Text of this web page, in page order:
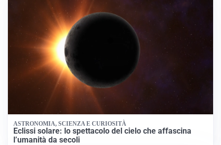
ASTRONOMIA, SCIENZA E CURIOSITÀ
Eclissi solare: lo spettacolo del cielo che affascina
l’umanità da secoli